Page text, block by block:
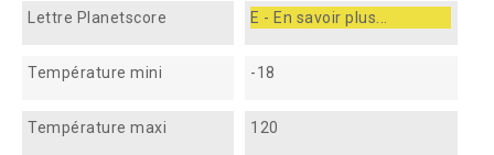
Lettre Planetscore E - En savoir plus...
Température mini -18
Température maxi 120